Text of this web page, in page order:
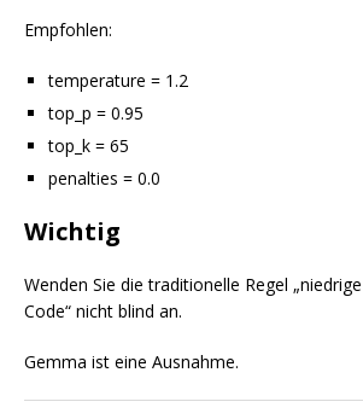
Empfohlen:
temperature = 1.2
top_p = 0.95
top_k = 65
penalties = 0.0
Wichtig
Wenden Sie die traditionelle Regel
Code“ nicht blind an.
Gemma ist eine Ausnahme.